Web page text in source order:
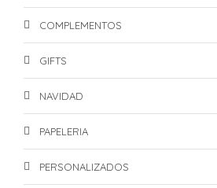
COMPLEMENTOS
GIFTS
NAVIDAD
PAPELERIA
PERSONALIZADOS